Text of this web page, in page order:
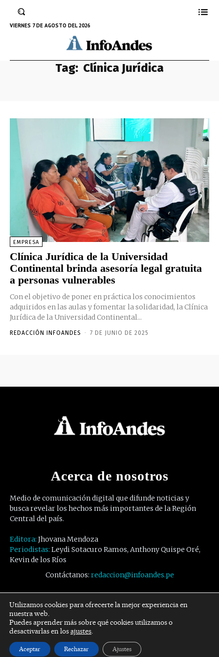
VIERNES 7 DE AGOSTO DEL 2026
Tag: Clínica Jurídica
EMPRESA
Clínica Jurídica de la Universidad
Continental brinda asesoría legal gratuita
a personas vulnerables
Con el objetivo de poner en práctica los conocimientos
adquiridos en las aulas y fomentar la solidaridad, la Clínica
Jurídica de la Universidad Continental...
REDACCIÓN INFOANDES - 7 DE JUNIO DE 2025
Acerca de nosotros
Medio de comunicación digital que difunde noticias y
busca revelar los hechos más importantes de la Región
Central del país.
Editora: Jhovana Mendoza
Periodistas: Leydi Sotacuro Ramos, Anthony Quispe Oré,
Kevin de los Ríos
Contáctanos: redaccion@infoandes.pe
Síguenos
Facebook Twitter Youtube
Utilizamos cookies para ofrecerte la mejor experiencia en
nuestra web.
Puedes aprender más sobre qué cookies utilizamos o
desactivarlas en losajustes.
Aceptar Rechazar Ajustes